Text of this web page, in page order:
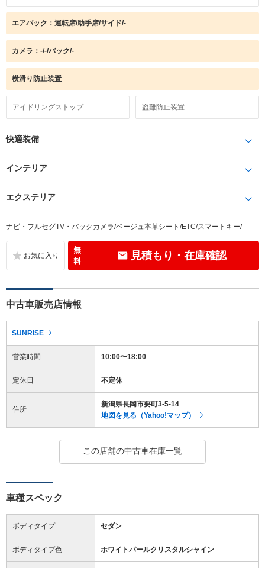
エアバック：運転席/助手席/サイド/-
カメラ：-/-/バック/-
横滑り防止装置
アイドリングストップ 盗難防止装置
快適装備
インテリア
エクステリア
ナビ・フルセグTV・バックカメラ/ベージュ本革シート/ETC/スマートキー/
無
料
見積もり・在庫確認
中古車販売店情報
SUNRISE
営業時間 10:00〜18:00
定休日 不定休
住所
新潟県長岡市要町3-5-14
地図を見る（Yahoo!マップ）
この店舗の中古車在庫一覧
車種スペック
ボディタイプ セダン
ボディタイプ色 ホワイトパールクリスタルシャイン